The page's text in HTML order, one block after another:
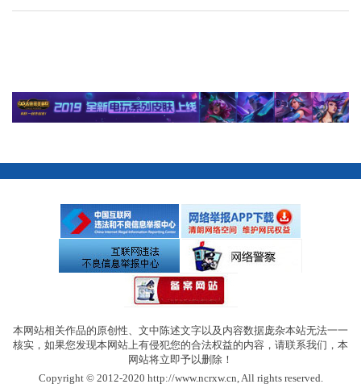
本网站相关作品的原创性、文中陈述文字以及内容数据庞杂本站无法一一
核实，如果您发现本网站上有侵犯您的合法权益的内容，请联系我们，本
网站将立即予以删除！
Copyright © 2012-2020 http://www.ncrxw.cn, All rights reserved.